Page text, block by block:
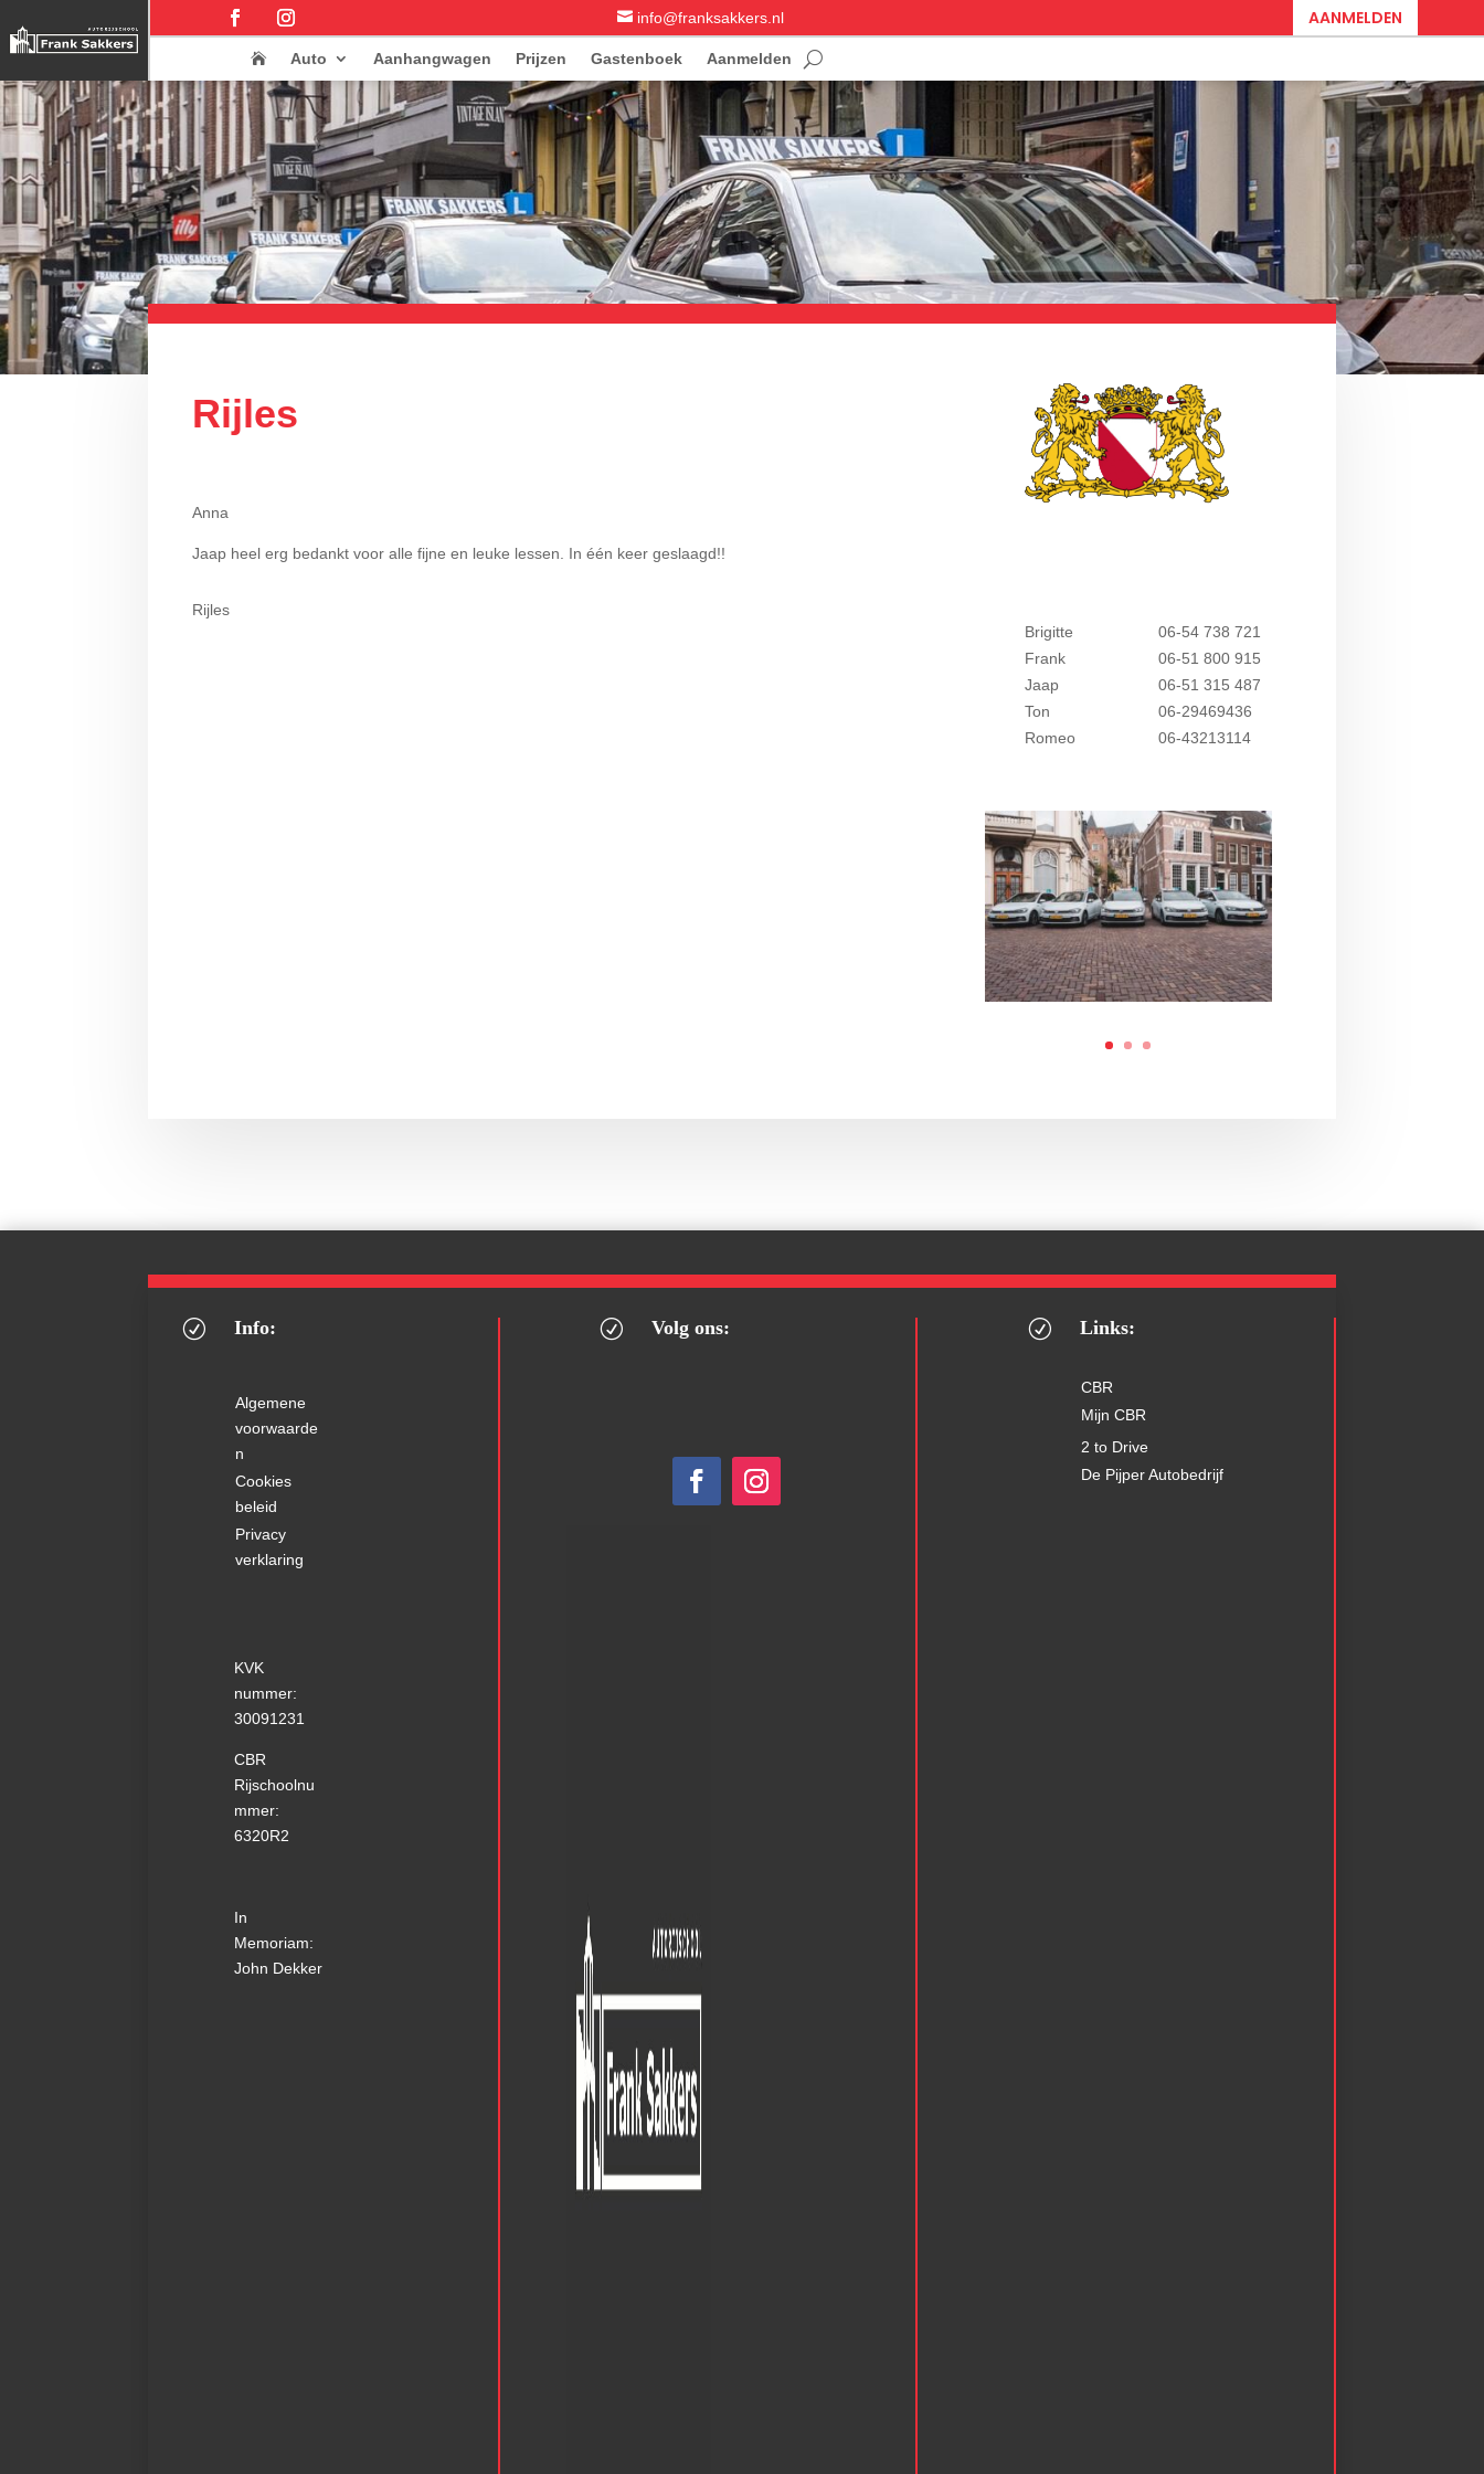
 info@franksakkers.nl AANMELDEN
 Auto Aanhangwagen Prijzen Gastenboek Aanmelden
Rijles
Anna
Jaap heel erg bedankt voor alle fijne en leuke lessen. In één keer geslaagd!!
Rijles
Brigitte
06-54 738 721
Frank
06-51 800 915
Jaap
06-51 315 487
Ton
06-29469436
Romeo
06-43213114
R Info:
Algemene
voorwaarde
n
Cookies
beleid
Privacy
verklaring
KVK
nummer:
30091231
CBR
Rijschoolnu
mmer:
6320R2
In
Memoriam:
John Dekker
R Volg ons: R Links:
CBR
Mijn CBR
2 to Drive
De Pijper Autobedrijf